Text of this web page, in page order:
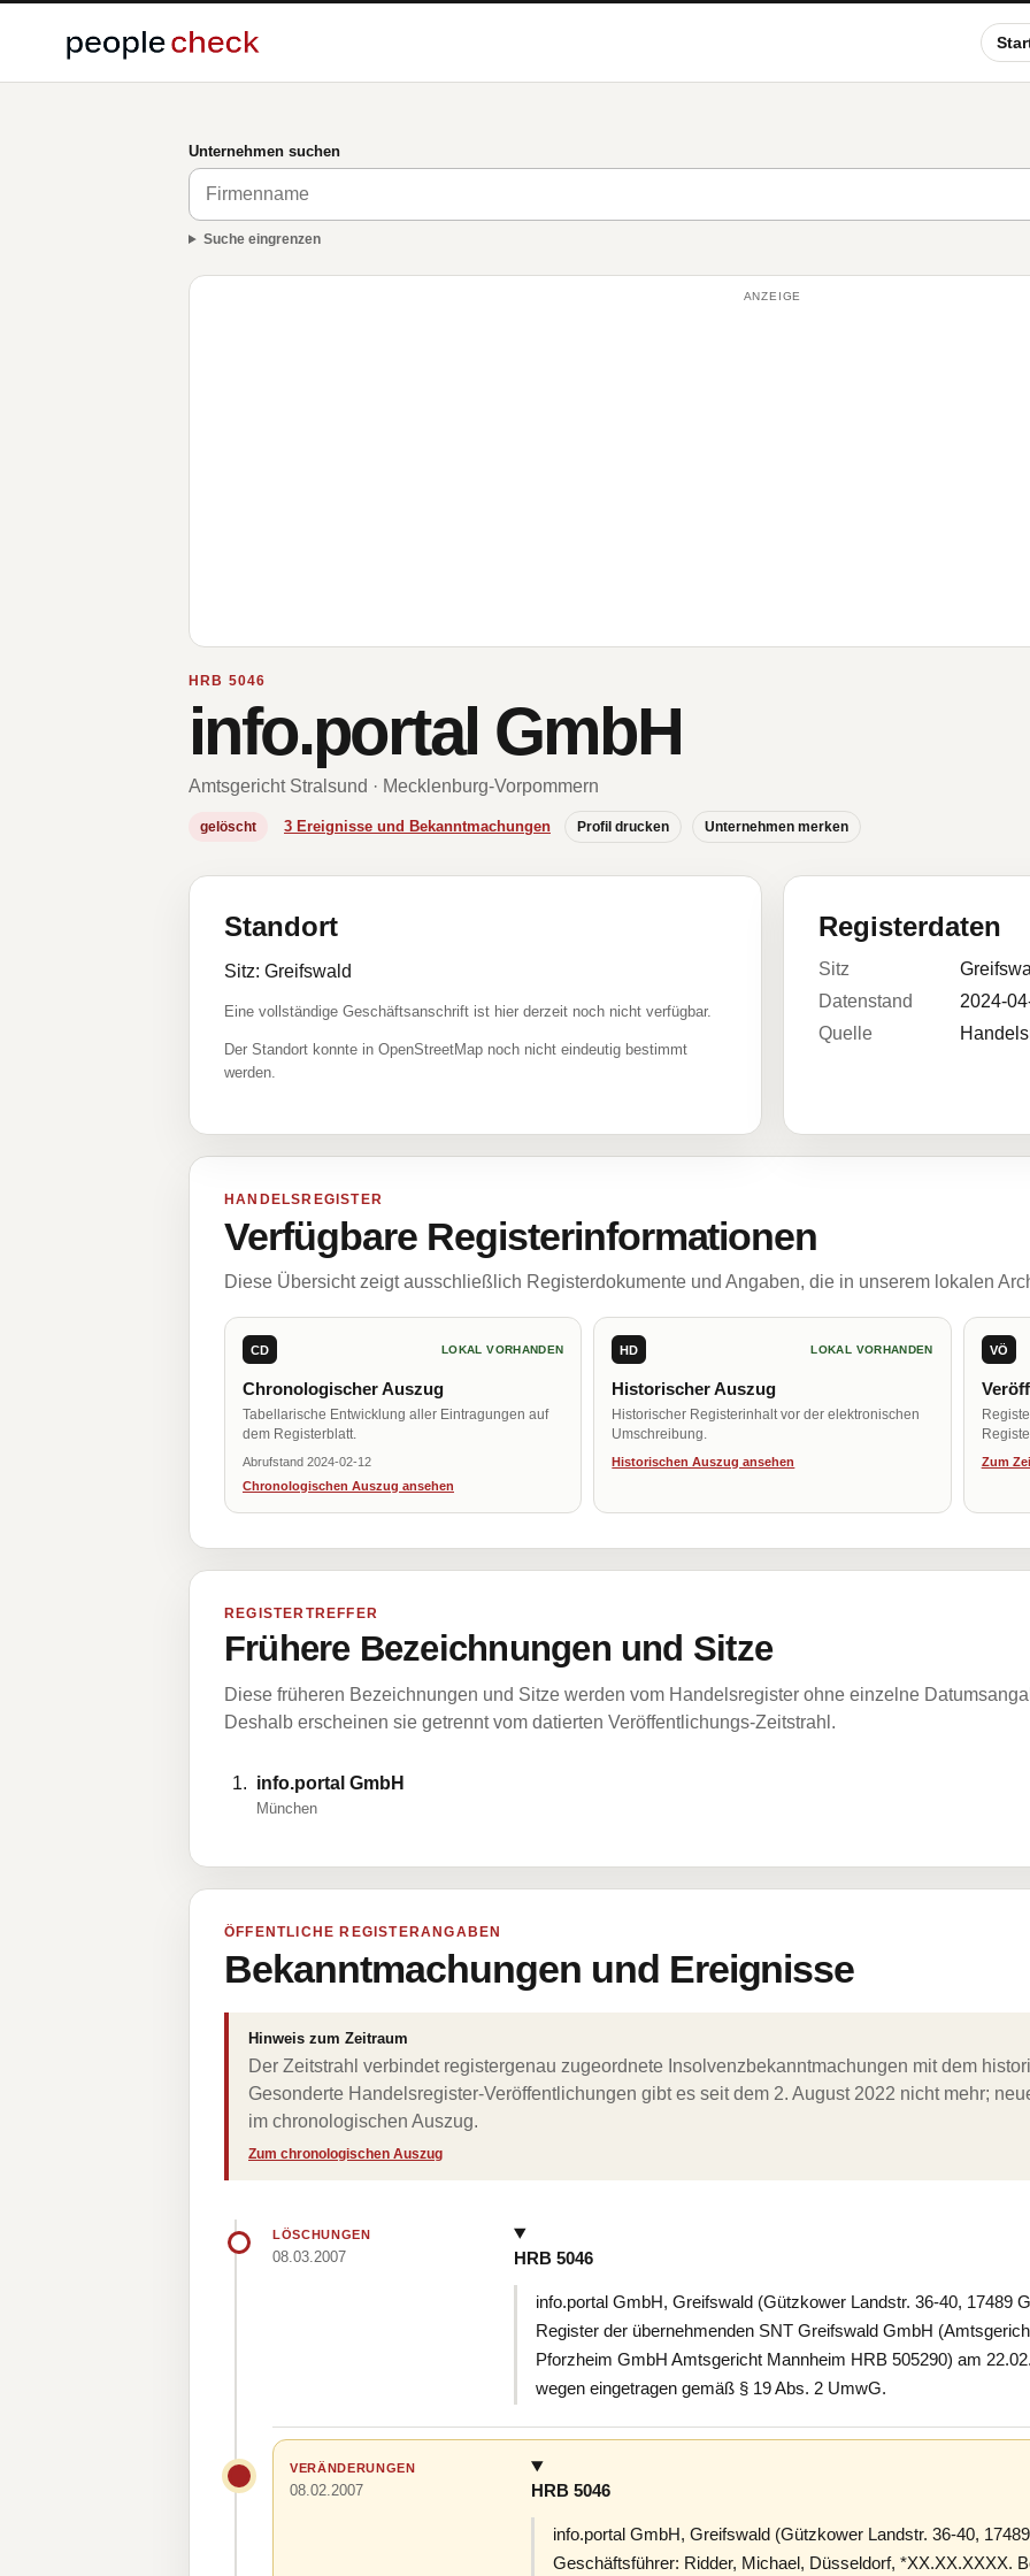
Unternehmen suchen
Suche eingrenzen
ANZEIGE
HRB 5046
info.portal GmbH
Amtsgericht Stralsund · Mecklenburg-Vorpommern
gelöscht 3 Ereignisse und Bekanntmachungen Profil drucken Unternehmen merken
Standort
Sitz: Greifswald
Eine vollständige Geschäftsanschrift ist hier derzeit noch nicht verfügbar.
Der Standort konnte in OpenStreetMap noch nicht eindeutig bestimmt
werden.
Registerdaten
Sitz
Datenstand
2024-
Quelle
HANDELSREGISTER
Verfügbare Registerinformationen
Diese Übersicht zeigt ausschließlich Registerdokumente und Angaben, die in unserem lokalen
CD LOKAL VORHANDEN
Chronologischer Auszug
Tabellarische Entwicklung aller Eintragungen auf
dem Registerblatt.
Abrufstand 2024-02-12
Chronologischen Auszug ansehen
HD LOKAL VORHANDEN
Historischer Auszug
Historischer Registerinhalt vor der elektronischen
Umschreibung.
Historischen Auszug ansehen
VÖ
Zum
REGISTERTREFFER
Frühere Bezeichnungen und Sitze
Diese früheren Bezeichnungen und Sitze werden vom Handelsregister ohne einzelne
Deshalb erscheinen sie getrennt vom datierten Veröffentlichungs-Zeitstrahl.
info.portal GmbH
München
ÖFFENTLICHE REGISTERANGABEN
Bekanntmachungen und Ereignisse
Hinweis zum Zeitraum
Der Zeitstrahl verbindet registergenau zugeordnete Insolvenzbekanntmachungen mit dem
Gesonderte Handelsregister-Veröffentlichungen gibt es seit dem 2. August 2022 nicht mehr;
im chronologischen Auszug.
Zum chronologischen Auszug
LÖSCHUNGEN
08.03.2007 HRB 5046
info.portal GmbH, Greifswald (Gützkower Landstr. 36-40, 17489
Register der übernehmenden SNT Greifswald GmbH
Pforzheim GmbH Amtsgericht Mannheim HRB 505290) am
wegen eingetragen gemäß § 19 Abs. 2 UmwG.
VERÄNDERUNGEN
08.02.2007 HRB 5046
info.portal GmbH, Greifswald (Gützkower Landstr. 36-40,
Geschäftsführer: Ridder, Michael, Düsseldorf, *XX.XX.XXXX.